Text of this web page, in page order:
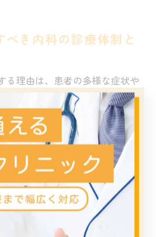
き内科の診療体制と
る理由は、患者の多様な症状や
きるからです。たとえば、予約
体制や、夜間や土曜診療の有
度などが挙げられます。
籍や、生活習慣病をはじめ幅広
との連携体制も重要な評価ポイ
ある方には、在宅医療や訪問
安心材料となります。